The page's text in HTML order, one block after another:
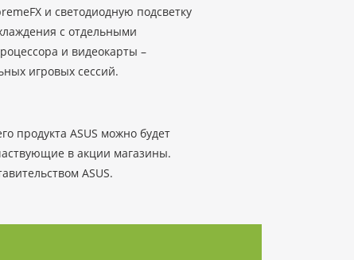
и светодиодную подсветку
с отдельными
и видеокарты –
игровых сессий.
продукта ASUS можно будет
в акции магазины.
ASUS.